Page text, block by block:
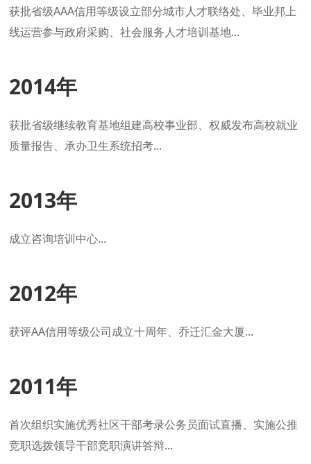
获批省级AAA信用等级设立部分城市人才联络处、毕业邦上
线运营参与政府采购、社会服务人才培训基地...
2014年
获批省级继续教育基地组建高校事业部、权威发布高校就业
质量报告、承办卫生系统招考...
2013年
成立咨询培训中心...
2012年
获评AA信用等级公司成立十周年、乔迁汇金大厦...
2011年
首次组织实施优秀社区干部考录公务员面试直播、实施公推
竞职选拨领导干部竞职演讲答辩...